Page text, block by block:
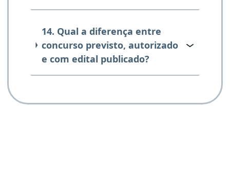
14. Qual a diferença entre
concurso previsto, autorizado
e com edital publicado?